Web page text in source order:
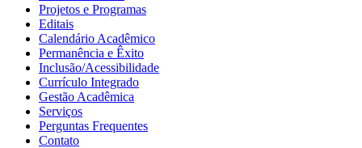
Projetos e Programas
Editais
Calendário Acadêmico
Permanência e Êxito
Inclusão/Acessibilidade
Currículo Integrado
Gestão Acadêmica
Serviços
Perguntas Frequentes
Contato